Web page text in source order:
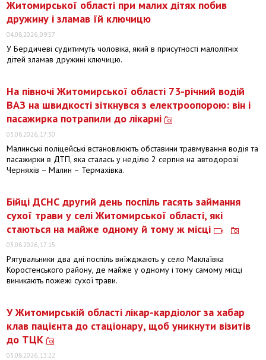
Житомирської області при малих дітях побив
дружину і зламав їй ключицю
04.08.2026, 09:57
У Бердичеві судитимуть чоловіка, який в присутності малолітніх
дітей зламав дружині ключицю.
На півночі Житомирської області 73-річний водій
ВАЗ на швидкості зіткнувся з електроопорою: він і
пасажирка потрапили до лікарні
03.08.2026, 17:30
Малинські поліцейські встановлюють обставини травмування водія та
пасажирки в ДТП, яка сталась у неділю 2 серпня на автодорозі
Черняхів – Малин – Термахівка.
Бійці ДСНС другий день поспіль гасять займання
сухої трави у селі Житомирської області, які
стаються на майже одному й тому ж місці
03.08.2026, 17:15
Рятувальники два дні поспіль виїжджають у село Маклаївка
Коростенського району, де майже у одному і тому самому місці
виникають пожежі сухої трави.
У Житомирській області лікар-кардіолог за хабар
клав пацієнта до стаціонару, щоб уникнути візитів
до ТЦК
03.08.2026, 13:22